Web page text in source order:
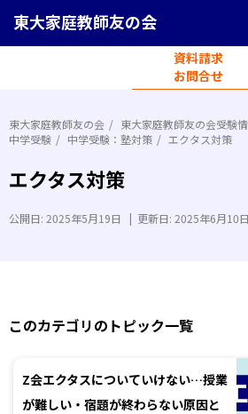
東大家庭教師友の会
資料請求
お問合せ
東大家庭教師友の会 東大家庭教師友の会受験
中学受験
中学受験：塾対策 エクタス対策
エクタス対策
公開日: 2025年5月19日 | 更新日: 2025年6月10日
このカテゴリのトピック一覧
Z会エクタスについていけない…授業
が難しい・宿題が終わらない原因と